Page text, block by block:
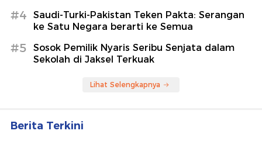
#4
Saudi-Turki-Pakistan Teken Pakta: Serangan
ke Satu Negara berarti ke Semua
#5
Sosok Pemilik Nyaris Seribu Senjata dalam
Sekolah di Jaksel Terkuak
Lihat Selengkapnya
Berita Terkini